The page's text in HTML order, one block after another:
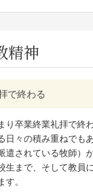
精神
で終わる
り卒業終業礼拝で終
日々の積み重ねでも
遣されている牧師）
生まで、そして教員
。